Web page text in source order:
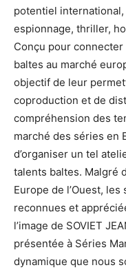
potentiel
espionnage, thriller,
Conçu pour
baltes au marché
objectif de leur
coproduction et de
compréhension des
marché des séries en
d’organiser un tel
talents baltes. Malgré
Europe de l’Ouest,
reconnues et
l’image de SOVIET
présentée à Séries
dynamique que nous